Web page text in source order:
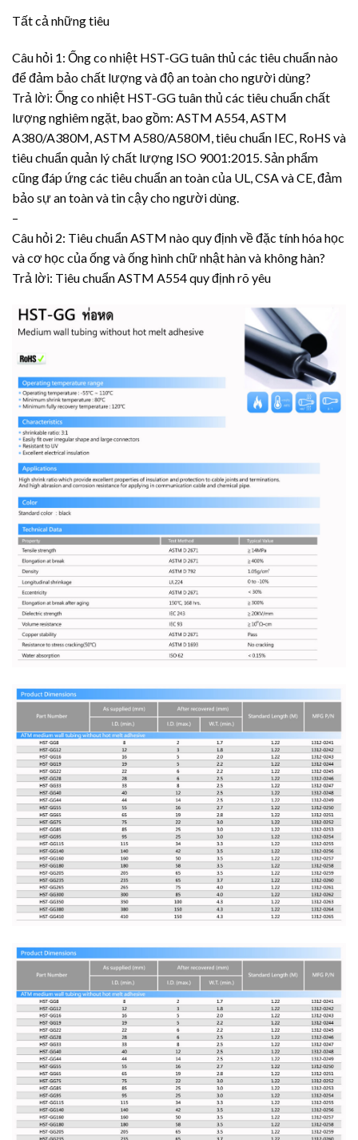
Tất cả những tiêu
Câu hỏi 1: Ống co nhiệt HST-GG tuân thủ các tiêu chuẩn nào
để đảm bảo chất lượng và độ an toàn cho người dùng?
Trả lời: Ống co nhiệt HST-GG tuân thủ các tiêu chuẩn chất
lượng nghiêm ngặt, bao gồm: ASTM A554, ASTM
A380/A380M, ASTM A580/A580M, tiêu chuẩn IEC, RoHS và
tiêu chuẩn quản lý chất lượng ISO 9001:2015. Sản phẩm
cũng đáp ứng các tiêu chuẩn an toàn của UL, CSA và CE, đảm
bảo sự an toàn và tin cậy cho người dùng.
–
Câu hỏi 2: Tiêu chuẩn ASTM nào quy định về đặc tính hóa học
và cơ học của ống và ống hình chữ nhật hàn và không hàn?
Trả lời: Tiêu chuẩn ASTM A554 quy định rõ yêu